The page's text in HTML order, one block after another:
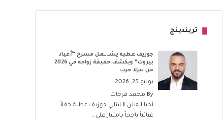
تريندينج
جوزيف عطية يشــ ــعل مسرح “أعياد
بيروت” ويكشف حقيقة زواجه في 2026
من بيرلا حرب
يوليو 25, 2026
By محمد فرحات
أحيا الفنان اللبناني جوزيف عطية حفلاً
غنائياً ناجحاً بامتياز على...